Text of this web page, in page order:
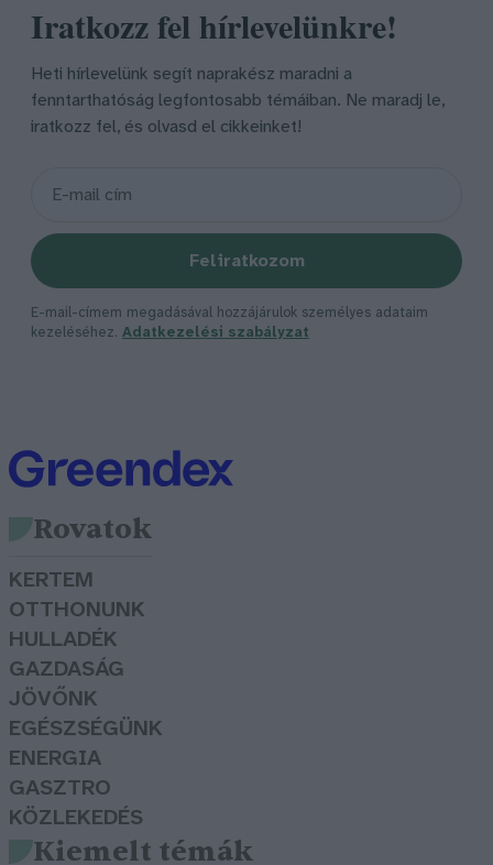
Iratkozz fel hírlevelünkre!
Heti hírlevelünk segít naprakész maradni a
fenntarthatóság legfontosabb témáiban. Ne maradj le,
iratkozz fel, és olvasd el cikkeinket!
Feliratkozom
E-mail-címem megadásával hozzájárulok személyes adataim
kezeléséhez. Adatkezelési szabályzat
Rovatok
KERTEM
OTTHONUNK
HULLADÉK
GAZDASÁG
JÖVŐNK
EGÉSZSÉGÜNK
ENERGIA
GASZTRO
KÖZLEKEDÉS
Kiemelt témák